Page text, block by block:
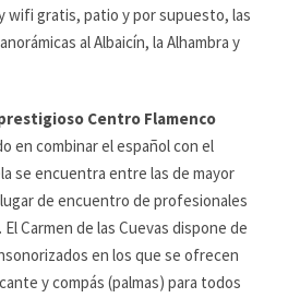
wifi gratis, patio y por supuesto, las
al Albaicín, la Alhambra y
prestigioso Centro Flamenco
en combinar el español con el
se encuentra entre las de mayor
de encuentro de profesionales
Carmen de las Cuevas dispone de
en los que se ofrecen
y compás (palmas) para todos